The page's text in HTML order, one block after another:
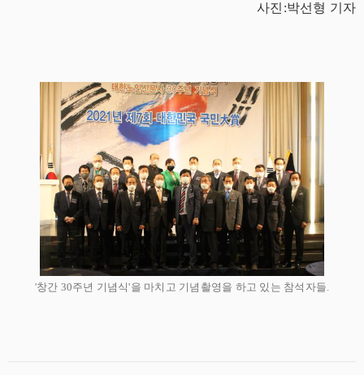
사진 :박선형 기자
'창간 30주년 기념식'을 마치고 기념촬영을 하고 있는 참석자들.